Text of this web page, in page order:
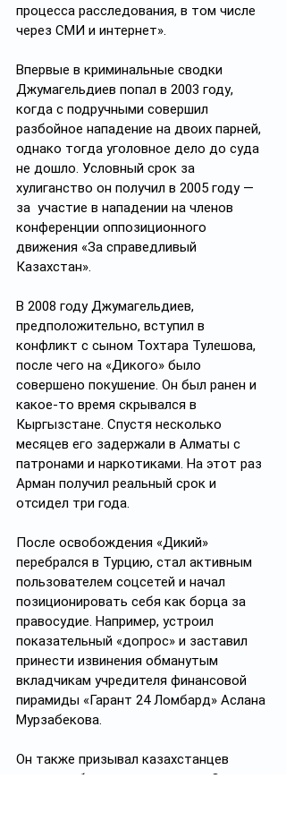
процесса расследования, в том числе
через СМИ и интернет».
Впервые в криминальные сводки
Джумагельдиев попал в 2003 году,
когда с подручными совершил
разбойное нападение на двоих парней,
однако тогда уголовное дело до суда
не дошло. Условный срок за
хулиганство он получил в 2005 году —
за  участие в нападении на членов
конференции оппозиционного
движения «За справедливый
Казахстан».
В 2008 году Джумагельдиев,
предположительно, вступил в
конфликт с сыном Тохтара Тулешова,
после чего на «Дикого» было
совершено покушение. Он был ранен и
какое-то время скрывался в
Кыргызстане. Спустя несколько
месяцев его задержали в Алматы с
патронами и наркотиками. На этот раз
Арман получил реальный срок и
отсидел три года.
После освобождения «Дикий»
перебрался в Турцию, стал активным
пользователем соцсетей и начал
позиционировать себя как борца за
правосудие. Например, устроил
показательный «допрос» и заставил
принести извинения обманутым
вкладчикам учредителя финансовой
пирамиды «Гарант 24 Ломбард» Аслана
Мурзабекова.
Он также призывал казахстанцев
наказать британского комика Сашу